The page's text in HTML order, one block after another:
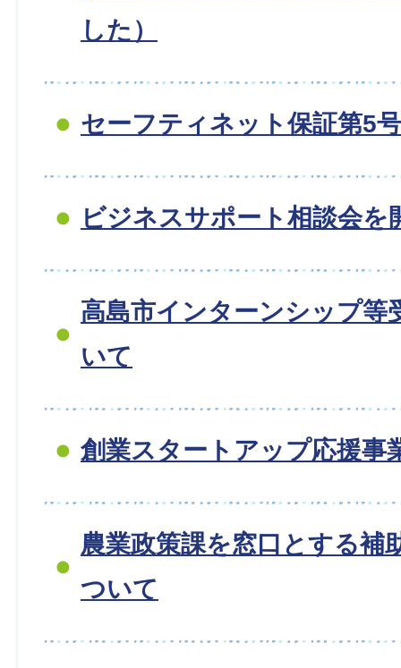
した）
セーフティネット保証第5
ビジネスサポート相談会を
高島市インターンシップ等
いて
創業スタートアップ応援事
農業政策課を窓口とする補
ついて